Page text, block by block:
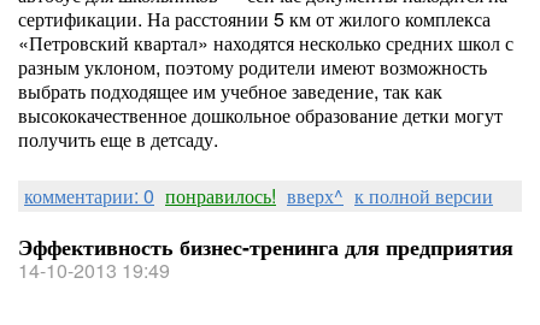
сертификации. На расстоянии 5 км от жилого комплекса
«Петровский квартал» находятся несколько средних школ с
разным уклоном, поэтому родители имеют возможность
выбрать подходящее им учебное заведение, так как
высококачественное дошкольное образование детки могут
получить еще в детсаду.
комментарии: 0 понравилось! вверх^ к полной версии
Эффективность бизнес-тренинга для предприятия
14-10-2013 19:49